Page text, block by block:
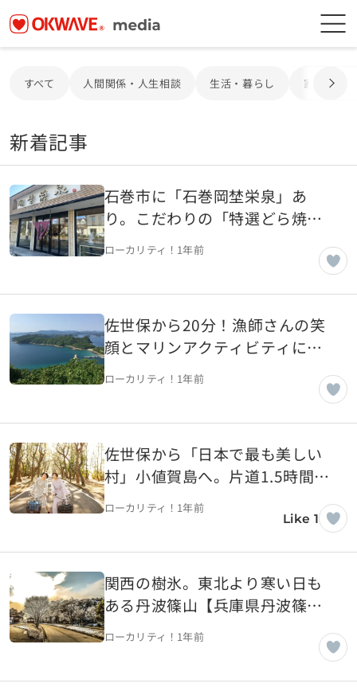
すべて 人間関係・人生相談 生活・暮らし 家電・電
新着記事
石巻市に「石巻岡埜栄泉」あ
り。こだわりの「特選どら焼
き」は口の中に至福のひととき
ローカリティ！ 1年前
佐世保から20分！漁師さんの笑
顔とマリンアクティビティに出
会える「高島」【長崎県佐世保
ローカリティ！ 1年前
佐世保から「日本で最も美しい
村」小値賀島へ。片道1.5時間の
ショートトリップ！【長崎県小
ローカリティ！ 1年前
Like 1
関西の樹氷。東北より寒い日も
ある丹波篠山【兵庫県丹波篠山
市】
ローカリティ！ 1年前